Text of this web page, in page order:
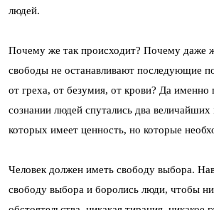
людей.
Почему же так происходит? Почему даже
свободы не останавливают последующие
от греха, от безумия, от крови? Да именно
сознании людей спутались два
которых имеет ценность, но которые
Человек должен иметь свободу выбора.
свободу выбора и боролись люди, чтобы